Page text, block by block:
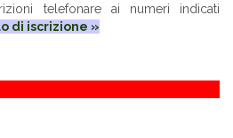
telefonare ai numeri indicati
di iscrizione »